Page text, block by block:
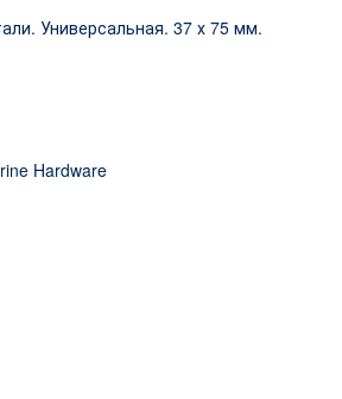
Универсальная. 37 х 75 мм.
Hardware